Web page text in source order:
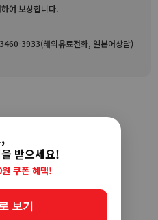
여 보상합니다.
3933(해외유료전화, 일본어상담)
받으세요!
쿠폰 혜택!
보기